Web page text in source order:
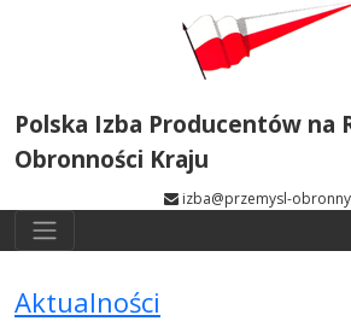
Polska Izba Producentów na
Obronności Kraju
izba@przemysl-
Aktualności